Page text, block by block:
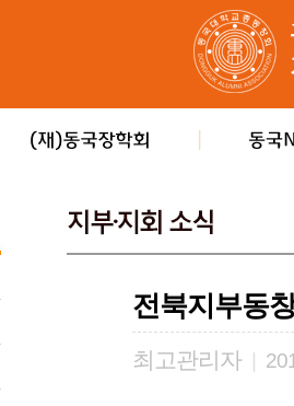
전북지부동
최고관리자